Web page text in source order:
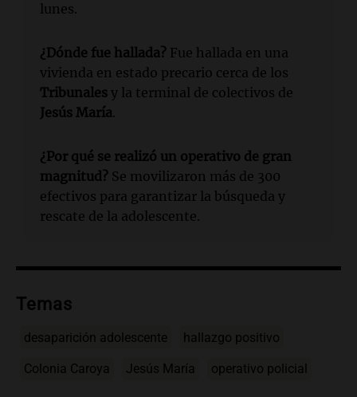
lunes.
¿Dónde fue hallada? Fue hallada en una
vivienda en estado precario cerca de los
Tribunales y la terminal de colectivos de
Jesús María.
¿Por qué se realizó un operativo de gran
magnitud? Se movilizaron más de 300
efectivos para garantizar la búsqueda y
rescate de la adolescente.
Temas
desaparición adolescente hallazgo positivo
Colonia Caroya Jesús María operativo policial